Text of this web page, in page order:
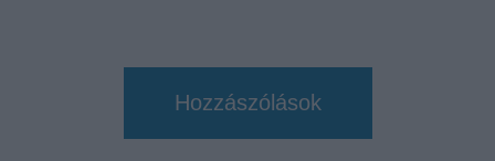
Hozzászólások